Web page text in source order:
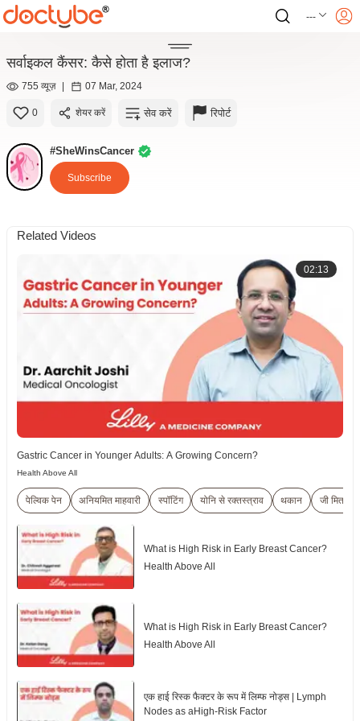
---
सर्वाइकल कैंसर: कैसे होता है इलाज?
755 व्यूज़ | 07 Mar, 2024
0 शेयर करें सेव करें रिपोर्ट
#SheWinsCancer
Subscribe
Related Videos
02:13
Gastric Cancer in Younger Adults: A Growing Concern?
Health Above All
पेल्विक पेन अनियमित माहवारी स्पॉटिंग योनि से रक्तस्त्राव थकान जी मितलाना
What is High Risk in Early Breast Cancer?
Health Above All
What is High Risk in Early Breast Cancer?
Health Above All
एक हाई रिस्क फैक्टर के रूप में लिम्फ नोड्स | Lymph
Nodes as aHigh-Risk Factor